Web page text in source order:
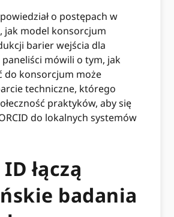
o postępach w
jak model konsorcjum
barier wejścia dla
mówili o tym, jak
do konsorcjum może
techniczne, którego
praktyków, aby się
do lokalnych systemów
łączą
badania